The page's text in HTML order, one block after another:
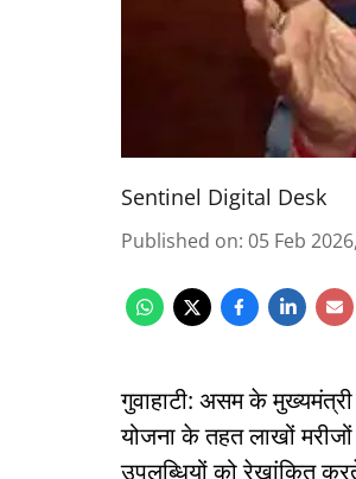
Sentinel Digital Desk
Published on: 05 Feb
गुवाहाटी: असम के
योजना के तहत लाखों
उपलब्धियों को रेखांकित